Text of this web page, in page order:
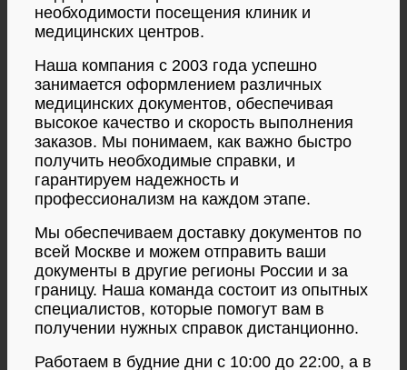
необходимости посещения клиник и
медицинских центров.
Наша компания с 2003 года успешно
занимается оформлением различных
медицинских документов, обеспечивая
высокое качество и скорость выполнения
заказов. Мы понимаем, как важно быстро
получить необходимые справки, и
гарантируем надежность и
профессионализм на каждом этапе.
Мы обеспечиваем доставку документов по
всей Москве и можем отправить ваши
документы в другие регионы России и за
границу. Наша команда состоит из опытных
специалистов, которые помогут вам в
получении нужных справок дистанционно.
Работаем в будние дни с 10:00 до 22:00, а в